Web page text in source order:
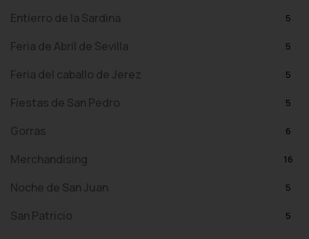
Entierro de la Sardina 5
Feria de Abril de Sevilla 5
Feria del caballo de Jerez 5
Fiestas de San Pedro 5
Gorras 6
Merchandising 16
Noche de San Juan 5
San Patricio 5